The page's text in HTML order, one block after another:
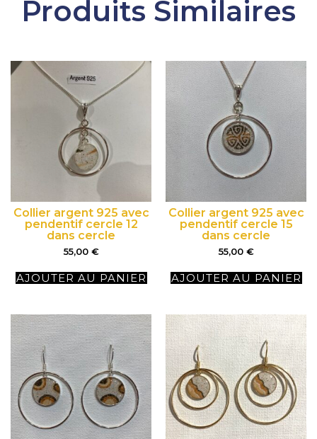
Produits Similaires
Collier argent 925 avec
pendentif cercle 12
dans cercle
55,00 €
AJOUTER AU PANIER
Collier argent 925 avec
pendentif cercle 15
dans cercle
55,00 €
AJOUTER AU PANIER